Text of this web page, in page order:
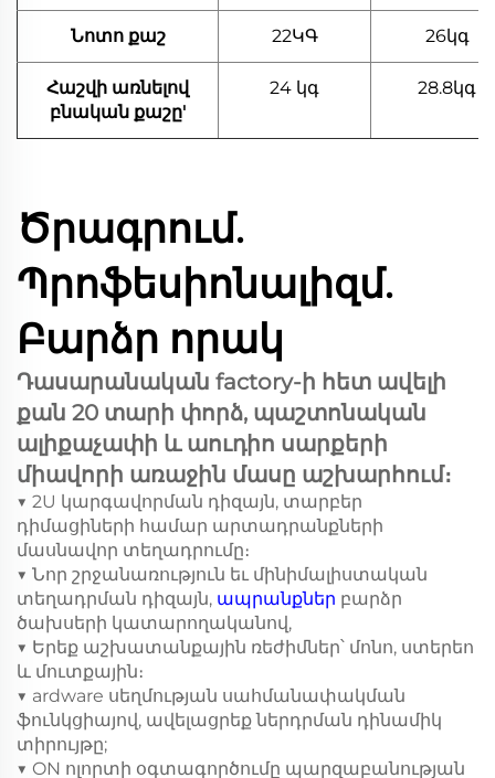
Նոտո քաշ 22ԿԳ 26կգ
Հաշվի առնելով
բնական քաշը'
24 կգ 28.8կգ
Ծրագրում.
Պրոֆեսիոնալիզմ.
Բարձր որակ
Դասարանական factory-ի հետ ավելի
քան 20 տարի փորձ, պաշտոնական
ալիքաչափի և աուդիո սարքերի
միավորի առաջին մասը աշխարհում։
▼ 2U կարգավորման դիզայն, տարբեր
դիմացիների համար արտադրանքների
մասնավոր տեղադրումը։
▼ Նոր շրջանառություն եւ մինիմալիստական
տեղադրման դիզայն, ապրանքներ բարձր
ծախսերի կատարողականով,
▼ Երեք աշխատանքային ռեժիմներ՝ մոնո, ստերեո
և մուտքային։
▼ ardware սեղմության սահմանափակման
ֆունկցիայով, ավելացրեք ներդրման դինամիկ
տիրույթը;
▼ ON ոլորտի օգտագործումը պարզաբանության